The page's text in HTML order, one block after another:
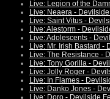
Live: Legion of the
Live: Neaera -
Live: Saint Vitus -
Live: Alestorm -
Live: Adolescents -
Live: Mr. Irish Bastard -
Live: The Resistance -
Live: Tony Gorilla -
Live: Jolly Roger -
Live: In Flames -
Live: Danko Jones -